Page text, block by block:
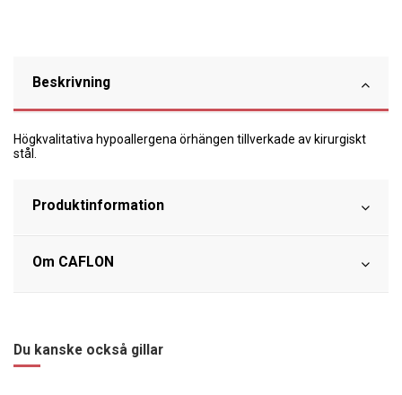
Beskrivning
Högkvalitativa hypoallergena örhängen tillverkade av kirurgiskt
stål.
Produktinformation
Om CAFLON
Du kanske också gillar